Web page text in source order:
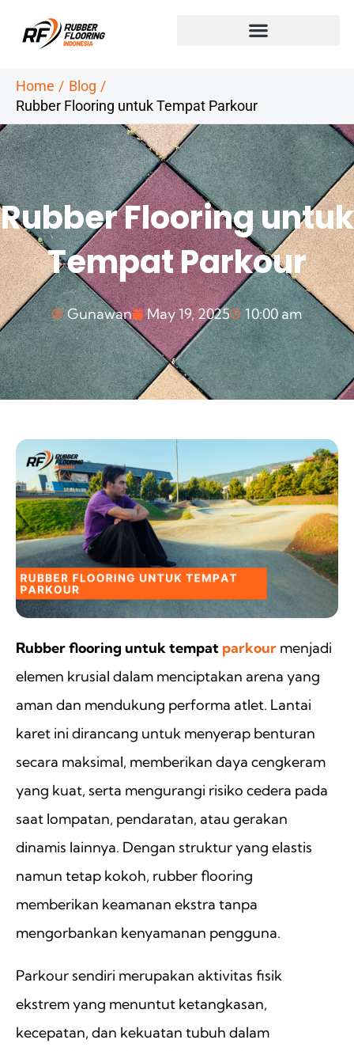
Home
Blog
Rubber Flooring untuk Tempat Parkour
Rubber Flooring untuk
Tempat Parkour
Gunawan May 19, 2025 10:00 am
Rubber flooring untuk tempat parkour menjadi
elemen krusial dalam menciptakan arena yang
aman dan mendukung performa atlet. Lantai
karet ini dirancang untuk menyerap benturan
secara maksimal, memberikan daya cengkeram
yang kuat, serta mengurangi risiko cedera pada
saat lompatan, pendaratan, atau gerakan
dinamis lainnya. Dengan struktur yang elastis
namun tetap kokoh, rubber flooring
memberikan keamanan ekstra tanpa
mengorbankan kenyamanan pengguna.
Parkour sendiri merupakan aktivitas fisik
ekstrem yang menuntut ketangkasan,
kecepatan, dan kekuatan tubuh dalam